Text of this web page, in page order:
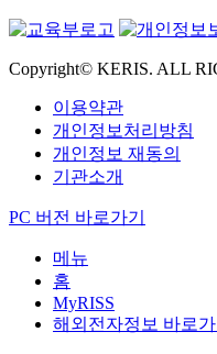
Copyright© KERIS. ALL
이용약관
개인정보처리방침
개인정보 재동의
기관소개
PC 버전 바로가기
메뉴
홈
MyRISS
해외전자정보 바로가